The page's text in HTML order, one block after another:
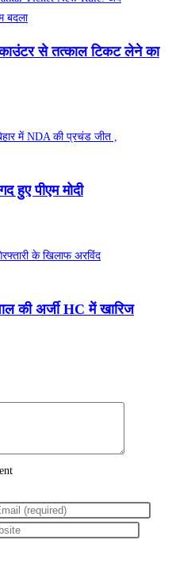
से तत्काल टिकट लेने का
हुए पीएम मोदी
की अर्जी HC में खारिज